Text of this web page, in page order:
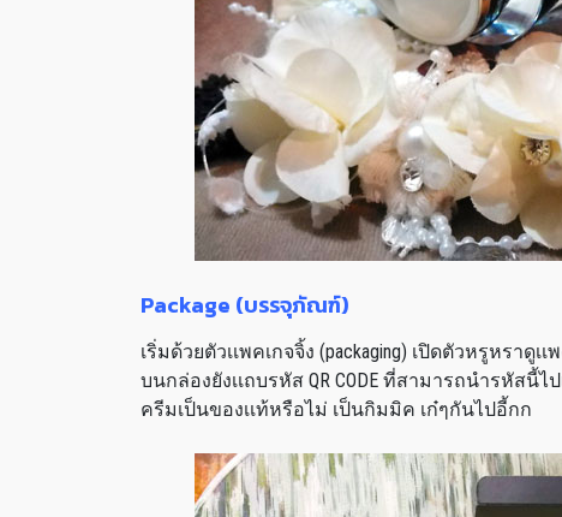
Package (บรรจุภัณฑ์)
เริ่มด้วยตัวเเพคเกจจิ้ง (packaging) เปิดตัวหรูหราดูเ
บนกล่องยังเเถบรหัส QR CODE ที่สามารถนำรหัสนี้ไ
ครีมเป็นของเเท้หรือไม่ เป็นกิมมิค เก๋ๆกันไปอี้กก